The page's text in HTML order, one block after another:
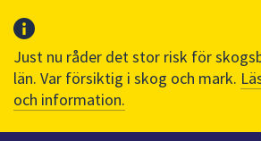
Just nu råder det stor risk för
län. Var försiktig i skog och mark.
och information.